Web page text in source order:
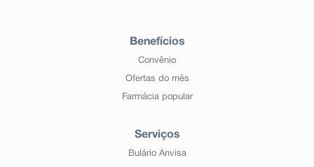
Benefícios
Convênio
Ofertas do mês
Farmácia popular
Serviços
Bulário Anvisa